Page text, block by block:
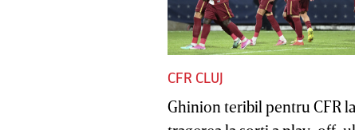
CFR CLUJ
Ghinion teribil pentru CFR la